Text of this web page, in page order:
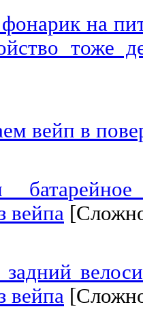
на
тоже
вейп в
вейпа [
вейпа [